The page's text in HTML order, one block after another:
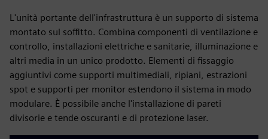
L'unità portante dell'infrastruttura è un supporto di sistema
montato sul soffitto. Combina componenti di ventilazione e
controllo, installazioni elettriche e sanitarie, illuminazione e
altri media in un unico prodotto. Elementi di fissaggio
aggiuntivi come supporti multimediali, ripiani, estrazioni
spot e supporti per monitor estendono il sistema in modo
modulare. È possibile anche l'installazione di pareti
divisorie e tende oscuranti e di protezione laser.